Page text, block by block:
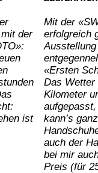
der
ist
Mit der
erfolgreich
«Ersten
Das Wetter
Kilometer
kann’s
auch der
bei mir
Preis (für